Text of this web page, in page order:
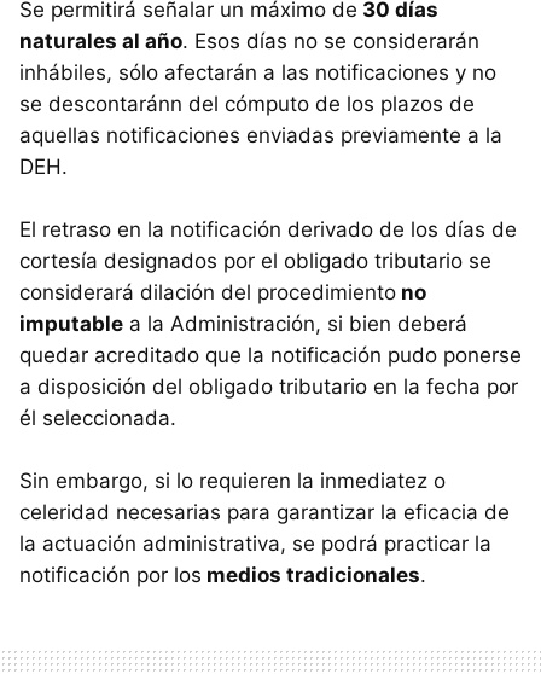
Se permitirá señalar un máximo de 30 días
naturales al año. Esos días no se considerarán
inhábiles, sólo afectarán a las notificaciones y no
se descontaránn del cómputo de los plazos de
aquellas notificaciones enviadas previamente a la
DEH.
El retraso en la notificación derivado de los días de
cortesía designados por el obligado tributario se
considerará dilación del procedimiento no
imputable a la Administración, si bien deberá
quedar acreditado que la notificación pudo ponerse
a disposición del obligado tributario en la fecha por
él seleccionada.
Sin embargo, si lo requieren la inmediatez o
celeridad necesarias para garantizar la eficacia de
la actuación administrativa, se podrá practicar la
notificación por los medios tradicionales.